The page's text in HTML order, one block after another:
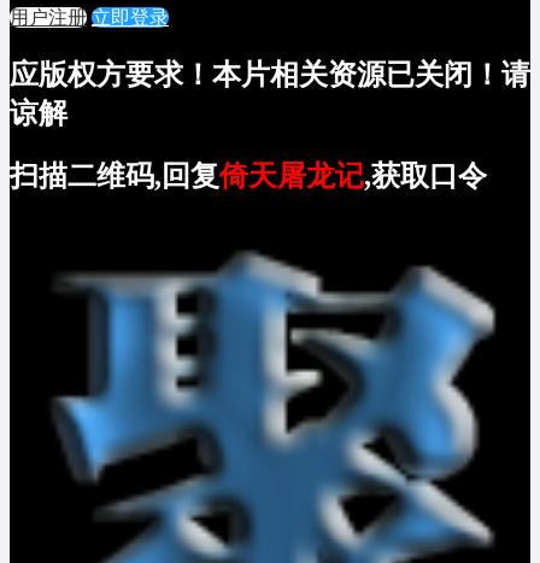
用户注册 立即登录
应版权方要求！本片相关资源已关闭！请
谅解
扫描二维码,回复倚天屠龙记,获取口令